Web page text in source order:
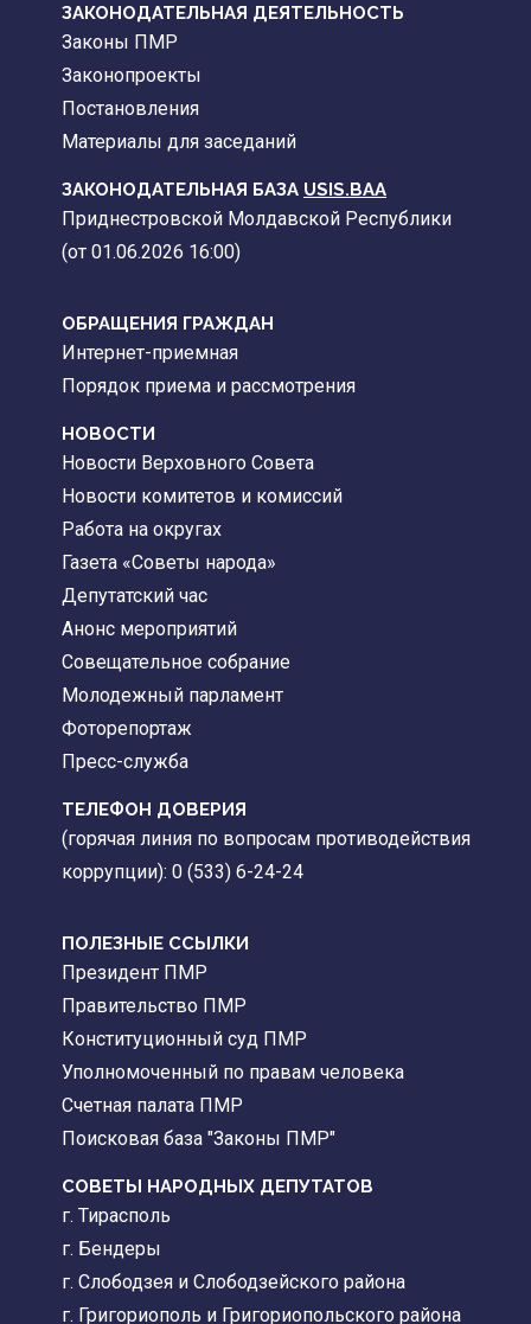
ЗАКОНОДАТЕЛЬНАЯ ДЕЯТЕЛЬНОСТЬ
Законы ПМР
Законопроекты
Постановления
Материалы для заседаний
ЗАКОНОДАТЕЛЬНАЯ БАЗА USIS.BAA
Приднестровской Молдавской Республики
(от 01.06.2026 16:00)
ОБРАЩЕНИЯ ГРАЖДАН
Интернет-приемная
Порядок приема и рассмотрения
НОВОСТИ
Новости Верховного Совета
Новости комитетов и комиссий
Работа на округах
Газета «Советы народа»
Депутатский час
Анонс мероприятий
Совещательное собрание
Молодежный парламент
Фоторепортаж
Пресс-служба
ТЕЛЕФОН ДОВЕРИЯ
(горячая линия по вопросам противодействия
коррупции): 0 (533) 6-24-24
ПОЛЕЗНЫЕ ССЫЛКИ
Президент ПМР
Правительство ПМР
Конституционный суд ПМР
Уполномоченный по правам человека
Счетная палата ПМР
Поисковая база "Законы ПМР"
СОВЕТЫ НАРОДНЫХ ДЕПУТАТОВ
г. Тирасполь
г. Бендеры
г. Слободзея и Слободзейского района
г. Григориополь и Григориопольского района